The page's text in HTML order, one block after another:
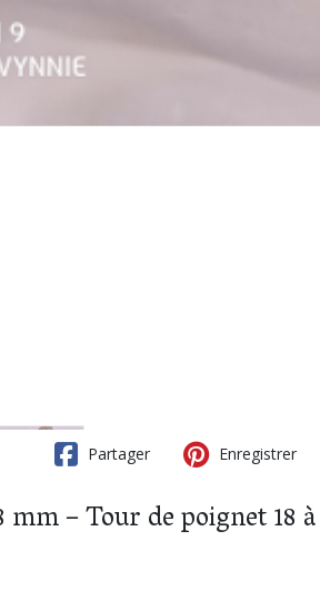
Partager Enregistrer
– Tour de poignet